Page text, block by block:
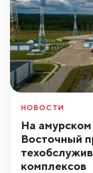
НОВОСТИ
На
Восточный
комплексов